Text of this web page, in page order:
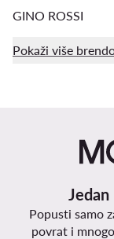
GINO ROSSI
Pokaži više
Popusti samo
povrat i